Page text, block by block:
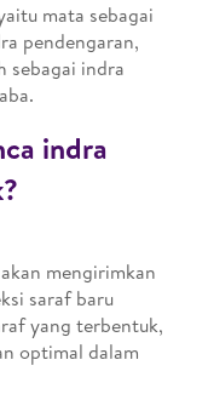
mata sebagai
pendengaran,
sebagai indra
indra
mengirimkan
saraf baru
yang terbentuk,
optimal dalam